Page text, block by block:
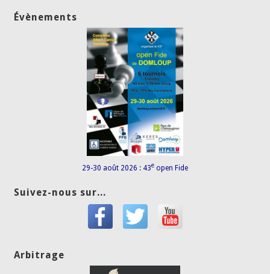
Évènements
29-30 août 2026 : 43e open Fide
Suivez-nous sur...
Arbitrage